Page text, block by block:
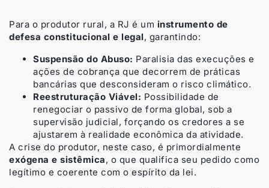
Para o produtor rural, a RJ é um instrumento de
defesa constitucional e legal, garantindo:
Suspensão do Abuso: Paralisia das execuções e
ações de cobrança que decorrem de práticas
bancárias que desconsideram o risco climático.
Reestruturação Viável: Possibilidade de
renegociar o passivo de forma global, sob a
supervisão judicial, forçando os credores a se
ajustarem à realidade econômica da atividade.
A crise do produtor, neste caso, é primordialmente
exógena e sistêmica, o que qualifica seu pedido como
legítimo e coerente com o espírito da lei.